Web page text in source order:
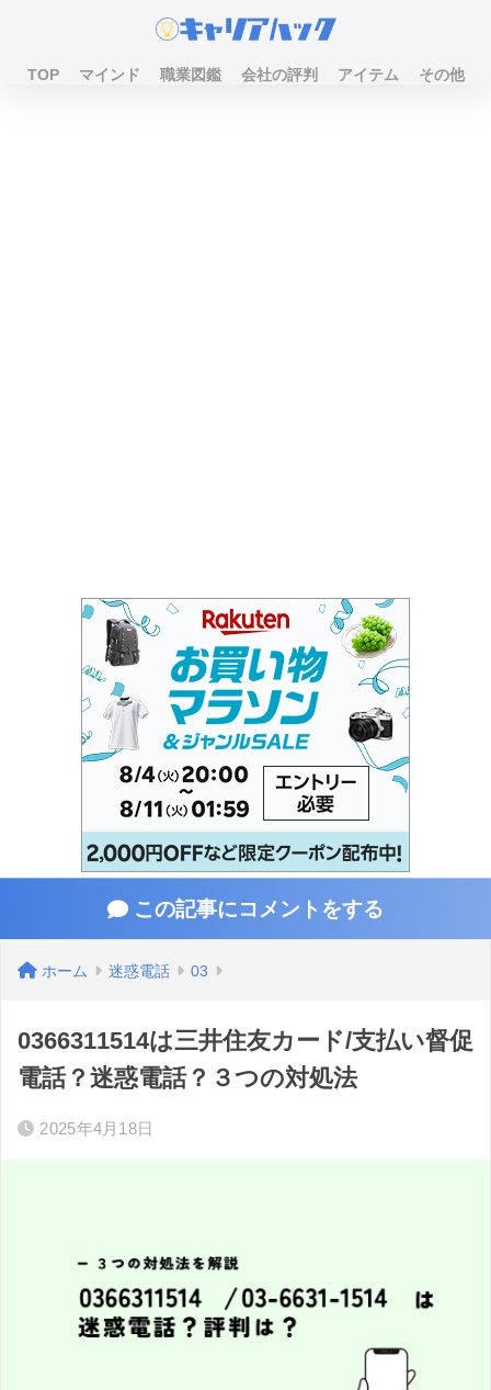
TOP マインド 職業図鑑 会社の評判 アイテム その他
この記事にコメントをする
ホーム 迷惑電話 03
0366311514は三井住友カード/支払い督促
電話？迷惑電話？３つの対処法
2025年4月18日